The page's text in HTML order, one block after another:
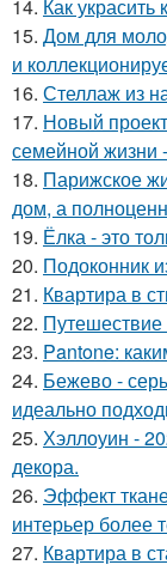
14. Как украсить
15. Дом для
и
16. Стеллаж из
17. Новый
семейной жизни
18. Парижское
дом, а
19. Ёлка - это
20. Подоконник
21. Квартира в
22. Путешествие
23. Pantone:
24. Бежево -
идеально
25. Хэллоуин -
декора.
26. Эффект
интерьер более
27. Квартира в